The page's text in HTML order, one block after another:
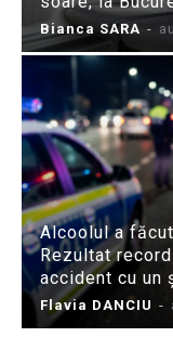
Bianca SARA -
Alcoolul a
Rezultat
accident cu un
Flavia DANCIU -